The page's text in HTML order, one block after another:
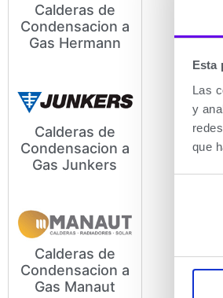
Esta
Las
y
que
Calderas de
Condensacion a
Gas Hermann
Modelos y Precios de
Calderas de Condensación a
Calderas de
Condensacion a
Gas Junkers
Modelos y Precios de
Calderas de Condensación a
Calderas de
Condensacion a
Gas Manaut
Modelos y Precios de
Calderas de Condensación a